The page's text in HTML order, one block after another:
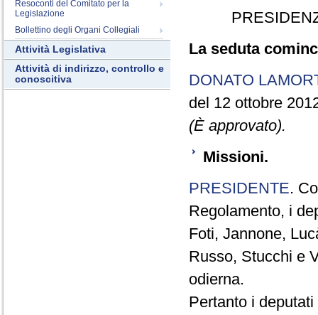
Resoconti del Comitato per la
Legislazione
Bollettino degli Organi Collegiali
Attività Legislativa
Attività di indirizzo, controllo e
conoscitiva
La seduta
DONATO
del 12 ottobre
(È approvato).
Missioni.
PRESIDENTE.
Regolamento, i
Foti, Jannone,
Russo, Stucchi e
odierna.
Pertanto i